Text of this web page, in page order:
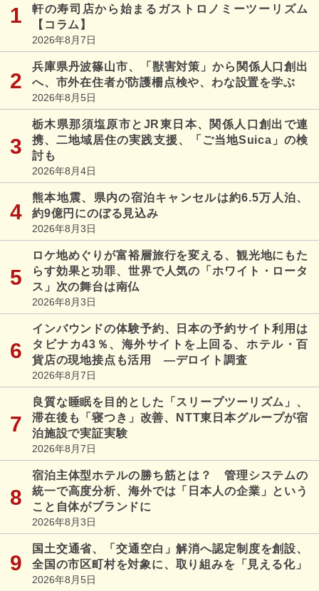
軒の寿司店から始まるガストロノミーツーリズム
【コラム】
2026年8月7日
兵庫県丹波篠山市、「獣害対策」から関係人口創出
へ、市外在住者が防護柵点検や、わな設置を学ぶ
2026年8月5日
栃木県那須塩原市とJR東日本、関係人口創出で連
携、二地域居住の実践支援、「ご当地Suica」の検
討も
2026年8月4日
熊本地震、県内の宿泊キャンセルは約6.5万人泊、
約9億円にのぼる見込み
2026年8月3日
ロケ地めぐりが富裕層旅行を変える、観光地にもた
らす効果と功罪、世界で人気の「ホワイト・ロータ
ス」次の舞台は南仏
2026年8月3日
インバウンドの体験予約、日本の予約サイト利用は
タビナカ43％、海外サイトを上回る、ホテル・百
貨店の現地接点も活用 ―デロイト調査
2026年8月7日
良質な睡眠を目的とした「スリープツーリズム」、
滞在後も「寝つき」改善、NTT東日本グループが宿
泊施設で実証実験
2026年8月7日
宿泊主体型ホテルの勝ち筋とは？ 管理システムの
統一で高度分析、海外では「日本人の企業」という
こと自体がブランドに
2026年8月3日
国土交通省、「交通空白」解消へ認定制度を創設、
全国の市区町村を対象に、取り組みを「見える化」
2026年8月5日